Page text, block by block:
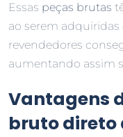
Essas peças brutas
ao serem
revendedores
aumentando assim
Vantagens
bruto